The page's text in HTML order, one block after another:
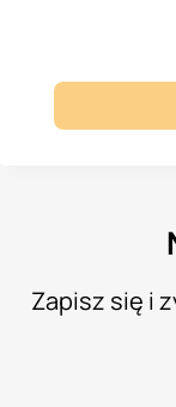
Zapisz się i